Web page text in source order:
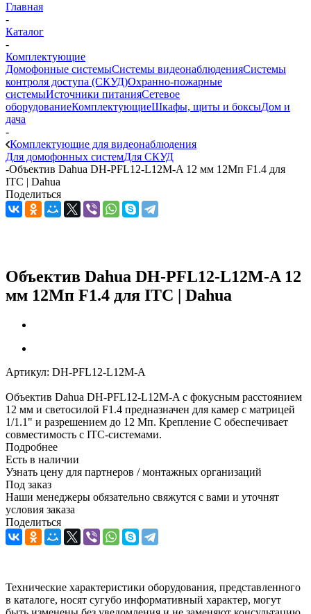
Главная
-
Каталог
-
Комплектующие
Домофонные системыСистемы видеонаблюденияСистемы
контроля доступа (СКУД)Охранно-пожарные
системыИсточники питанияСетевое
оборудованиеКомплектующиеШкафы, щиты и боксыДом и
дача
-
Комплектующие для видеонаблюдения
Для домофонных системДля СКУД
-Объектив Dahua DH-PFL12-L12M-A 12 мм 12Мп F1.4 для
ITC | Dahua
Поделиться
Объектив Dahua DH-PFL12-L12M-A 12
мм 12Мп F1.4 для ITC | Dahua
Артикул: DH-PFL12-L12M-A
Объектив Dahua DH-PFL12-L12M-A с фокусным расстоянием
12 мм и светосилой F1.4 предназначен для камер с матрицей
1/1.1" и разрешением до 12 Мп. Крепление C обеспечивает
совместимость с ITC-системами.
Подробнее
Есть в наличии
Узнать цену для партнеров / монтажных организаций
Под заказ
Наши менеджеры обязательно свяжутся с вами и уточнят
условия заказа
Поделиться
Технические характеристики оборудования, представленного
в каталоге, носят сугубо информативный характер, могут